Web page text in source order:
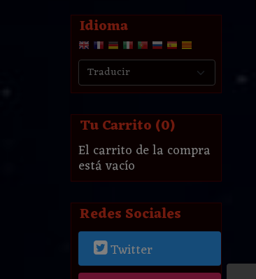
Idioma
Tu Carrito (0)
El carrito de la compra
está vacío
Redes Sociales
Twitter